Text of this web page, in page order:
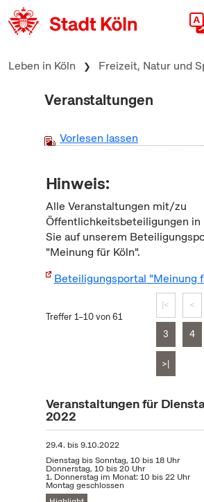
zum Inhalt springen
Leben in Köln Freizeit, Natur und
Veranstaltungen
Vorlesen lassen
Hinweis:
Alle Veranstaltungen mit/zu
Öffentlichkeitsbeteiligungen in
Sie auf unserem
"Meinung für Köln".
Beteiligungsportal "Meinung
Treffer 1–10 von 61
|< <
3 4
>|
Veranstaltungen für
2022
29.4. bis9.10.2022
Dienstag bis Sonntag, 10 bis 18 Uhr
Donnerstag, 10 bis 20 Uhr
1. Donnerstag im Monat: 10 bis 22 Uhr
Montag geschlossen